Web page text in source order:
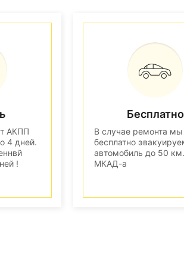
АКПП
4 дней.
!
Бесплатно
В случае ремонта мы
бесплатно
автомобиль до 50
МКАД-а